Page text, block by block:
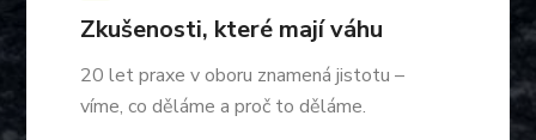
Zkušenosti, které mají váhu
20 let praxe v oboru znamená jistotu –
víme, co děláme a proč to děláme.